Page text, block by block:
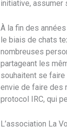
initiative, assumer
À la fin des
le biais de chats
nombreuses
partageant les
souhaitent se
envie de faire des
protocol IRC, qui
L’association La